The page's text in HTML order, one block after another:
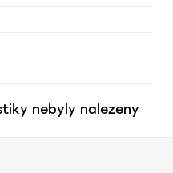
nebyly nalezeny